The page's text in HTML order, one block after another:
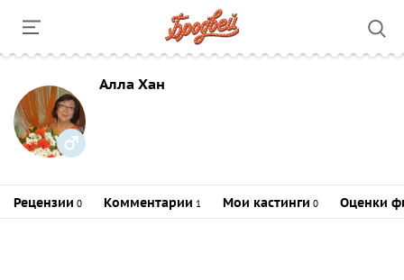
Алла Хан
Рецензии 0 Комментарии 1 Мои кастинги 0 Оценки